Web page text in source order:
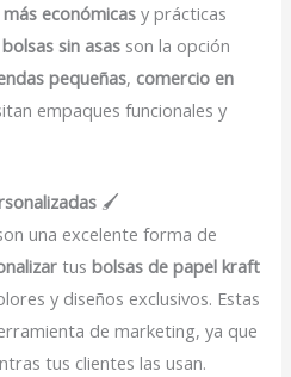
económicas y prácticas
bolsas sin asas son la opción
pequeñas, comercio en
empaques funcionales y
🖌️
una excelente forma de
tusbolsas de papel kraft
y diseños exclusivos. Estas
de marketing, ya que
tus clientes las usan.